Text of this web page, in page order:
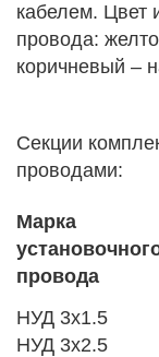
кабелем. Цвет
провода:
коричневый –
Секции
проводами:
Марка
провода
НУД 3х1.5
НУД 3х2.5